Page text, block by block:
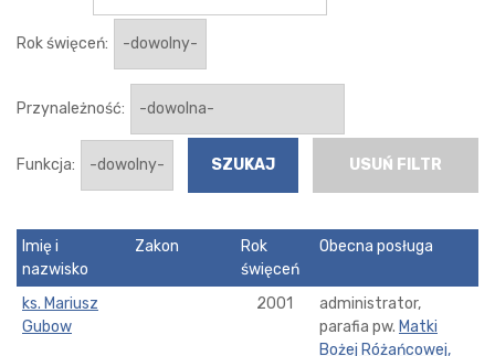
Rok święceń:
Przynależność:
Funkcja: USUŃ FILTR
Imię i
nazwisko
Zakon
Rok
święceń
Obecna posługa
ks. Mariusz
Gubow
2001
administrator,
parafia pw. Matki
Bożej Różańcowej,